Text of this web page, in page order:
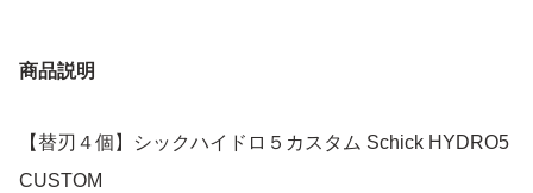
商品説明
【替刃４個】シックハイドロ５カスタム Schick HYDRO5
CUSTOM